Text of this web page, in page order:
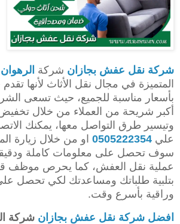
شركة نقل عفش بجازان شركة الرهوان
المتميزة في مجال نقل الأثاث لأنها
بأسعار مناسبة للجميع، حيث تسعى
أكبر شريحة من العملاء من خلال تخفيض
وتيسير طرق التواصل معها، يمكنك
علي 0505222354 او من خلال زيارة
سوف تحصل على معلومات كاملة
عملية نقل العفش، كما يحرص موظف
بتلبية طلباتك ومساعدتك لكي تحصل
وراقية بأسرع وقت.
افضل شركة نقل عفش بجازان شركة